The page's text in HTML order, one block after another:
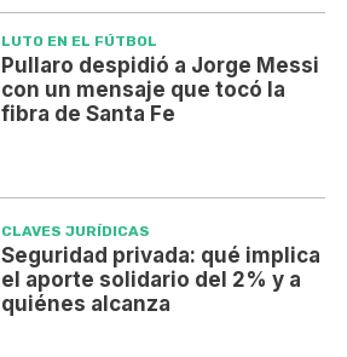
LUTO EN EL FÚTBOL
Pullaro despidió a Jorge Messi
con un mensaje que tocó la
fibra de Santa Fe
CLAVES JURÍDICAS
Seguridad privada: qué implica
el aporte solidario del 2% y a
quiénes alcanza